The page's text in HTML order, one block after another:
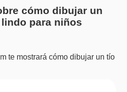
cómo dibujar un
para niños
te mostrará cómo dibujar un tío